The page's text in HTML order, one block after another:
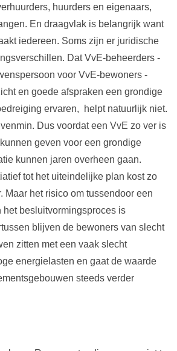
huurders en eigenaars,
En draagvlak is belangrijk want
iedereen. Soms zijn er juridische
Dat VvE-beheerders -
voor VvE-bewoners -
en goede afspraken een grondige
ervaren, helpt natuurlijk niet.
Dus voordat een VvE zo ver is
geven voor een grondige
kunnen jaren overheen gaan.
tot het uiteindelijke plan kost zo
Maar het risico om tussendoor een
het besluitvormingsproces is
blijven de bewoners van slecht
zitten met een vaak slecht
energielasten en gaat de waarde
steeds verder